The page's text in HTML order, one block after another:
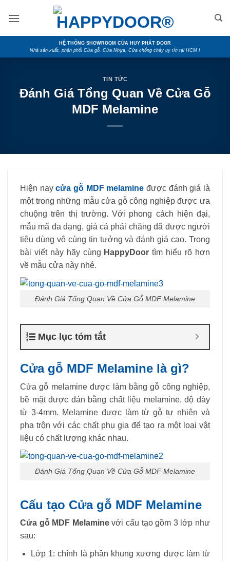
HỆ THỐNG SHOWROOM CỬA HUY PHÁT DOOR
Nhà sản xuất, phân phối Cửa gỗ, Cửa Nhựa, Cửa chống cháy uy tín tại HCM !
TIN TỨC
Đánh Giá Tổng Quan Về Cửa Gỗ
MDF Melamine
Hiện naycửa gỗ MDF melamine được đánh giá là
một trong những mẫu cửa gỗ công nghiệp được ưa
chuộng trên thị trường. Với phong cách hiện đại,
mẫu mã đa dạng, giá cả phải chăng đã được người
tiêu dùng vô cùng tin tưởng và đánh giá cao. Trong
bài viết này hãy cùng HappyDoor tìm hiểu rõ hơn
về mẫu cửa này nhé.
Đánh Giá Tổng Quan Về Cửa Gỗ MDF Melamine
Mục lục tóm tắt
Cửa gỗ MDF Melamine là gì?
Cửa gỗ melamine được làm bằng gỗ công nghiệp,
bề mặt được dán bằng chất liệu melamine, độ dày
từ 3-4mm. Melamine được làm từ gỗ tự nhiên và
pha trộn với các chất phụ gia để tạo ra một loại vật
liệu có chất lượng khác nhau.
Đánh Giá Tổng Quan Về Cửa Gỗ MDF Melamine
Cấu tạo Cửa gỗ MDF Melamine
Cửa gỗ MDF Melaminevới cấu tạo gồm 3 lớp như
sau:
Lớp 1: chính là phần khung xương được làm từ